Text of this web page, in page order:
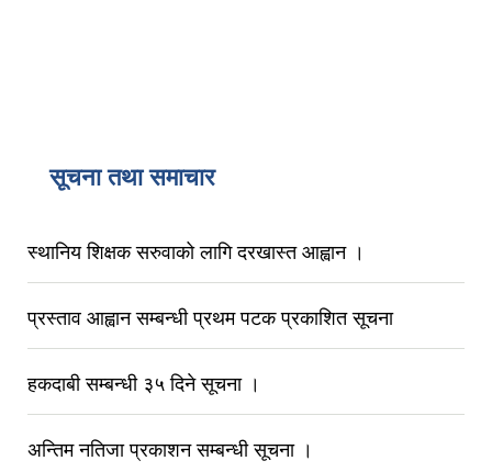
सूचना तथा समाचार
स्थानिय शिक्षक सरुवाको लागि दरखास्त आह्वान ।
प्रस्ताव आह्वान सम्बन्धी प्रथम पटक प्रकाशित सूचना
हकदाबी सम्बन्धी ३५ दिने सूचना ।
अन्तिम नतिजा प्रकाशन सम्बन्धी सूचना ।